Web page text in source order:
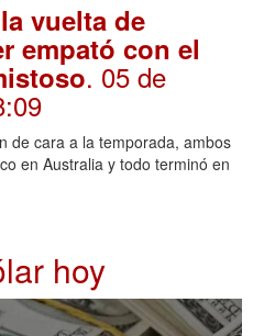
vuelta de
empató con el
. 05 de
de cara a la temporada, ambos
en Australia y todo terminó en
hoy